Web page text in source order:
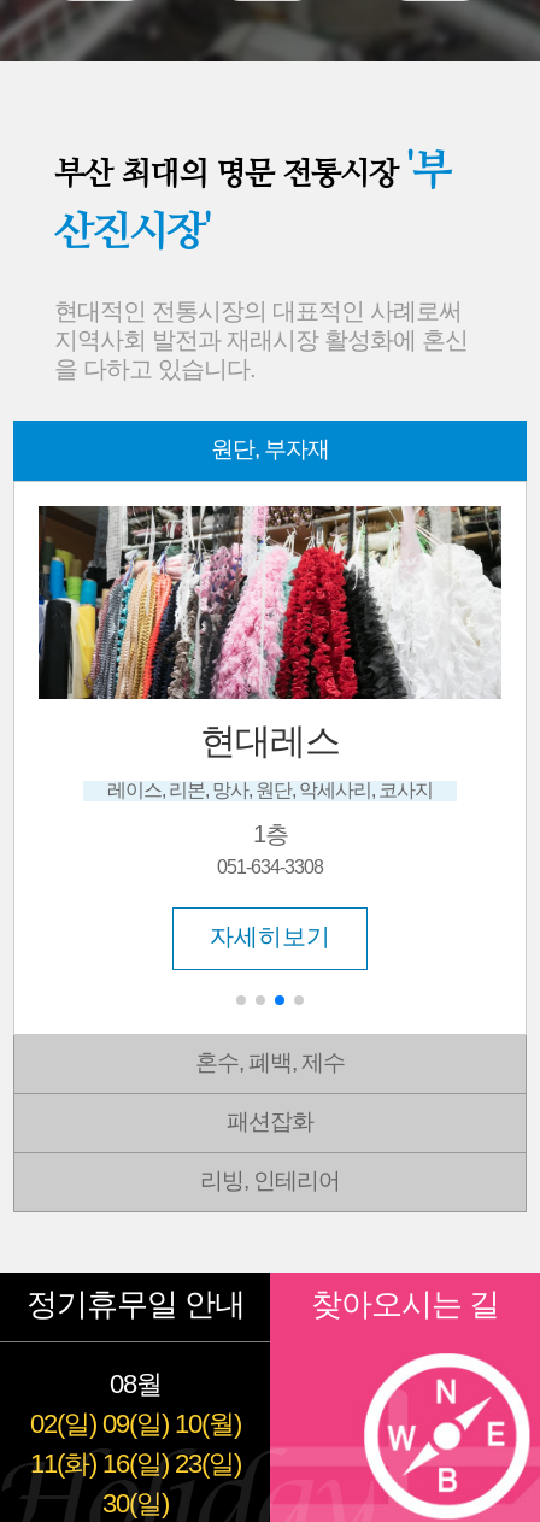
부산 최대의 명문 전통시장 '부
산진시장'
현대적인 전통시장의 대표적인 사례로써
지역사회 발전과 재래시장 활성화에 혼신
을 다하고 있습니다.
원단, 부자재
신반주단
혼주한복, 신랑신부한복, 맞춤.대여, 고급한복
1층
051-634-6334
자세히보기
혼수, 폐백, 제수
패션잡화
리빙, 인테리어
정기휴무일 안내
08월
02(일) 09(일) 10(월)
11(화) 16(일) 23(일)
30(일)
찾아오시는 길